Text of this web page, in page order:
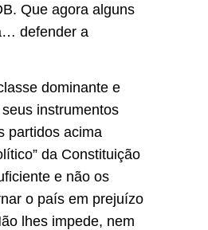
Que agora alguns
defender a
dominante e
instrumentos
partidos acima
da Constituição
e não os
o país em prejuízo
lhes impede, nem